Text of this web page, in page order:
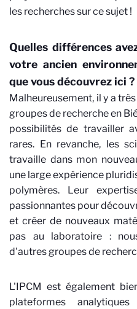
les recherches sur ce sujet !
Quelles différences
votre ancien
que vous découvrez ici ?
Malheureusement, il y a
groupes de recherche en
possibilités de travailler
rares. En revanche, les
travaille dans mon
une large expérience
polymères. Leur
passionnantes pour
et créer de nouveaux
pas au laboratoire :
d'autres groupes de
L'IPCM est également
plateformes